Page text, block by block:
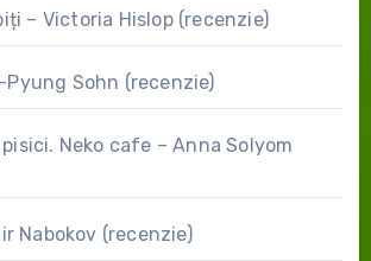
– Victoria Hislop (recenzie)
Pyung Sohn (recenzie)
Neko cafe – Anna Solyom
Nabokov (recenzie)